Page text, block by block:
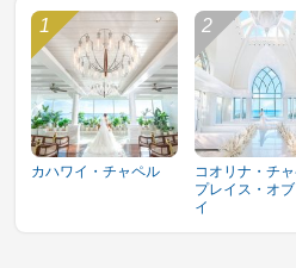
カハワイ・チャペル
コオリナ・チャ
プレイス・オ
イ